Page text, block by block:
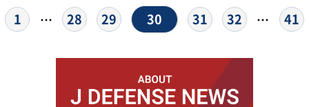
1
… 28 29 30 31 32 … 41